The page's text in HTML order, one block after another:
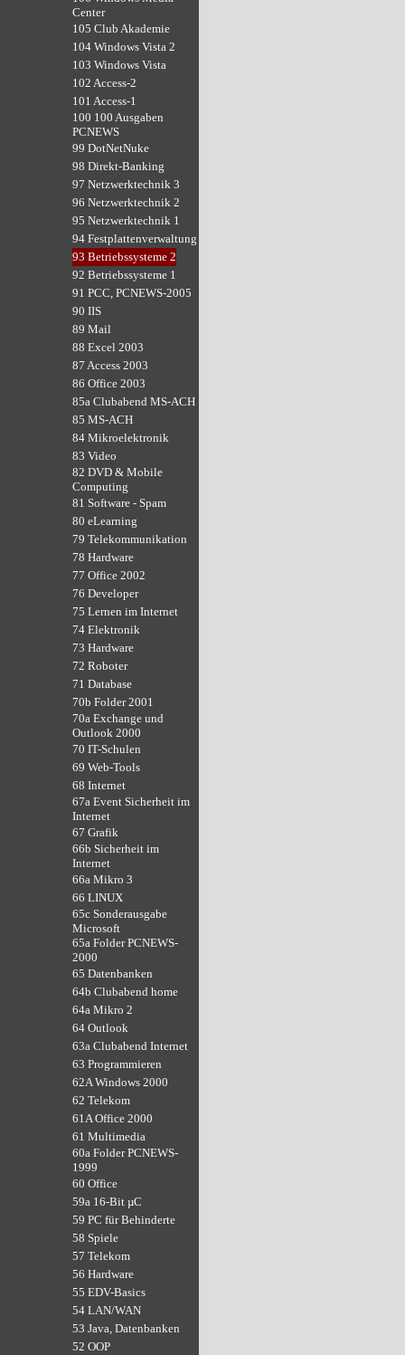
Center
105 Club Akademie
104 Windows Vista 2
103 Windows Vista
102 Access-2
101 Access-1
100 100 Ausgaben
PCNEWS
99 DotNetNuke
98 Direkt-Banking
97 Netzwerktechnik 3
96 Netzwerktechnik 2
95 Netzwerktechnik 1
94 Festplattenverwaltung
93 Betriebssysteme 2
92 Betriebssysteme 1
91 PCC, PCNEWS-2005
90 IIS
89 Mail
88 Excel 2003
87 Access 2003
86 Office 2003
85a Clubabend MS-ACH
85 MS-ACH
84 Mikroelektronik
83 Video
82 DVD & Mobile
Computing
81 Software - Spam
80 eLearning
79 Telekommunikation
78 Hardware
77 Office 2002
76 Developer
75 Lernen im Internet
74 Elektronik
73 Hardware
72 Roboter
71 Database
70b Folder 2001
70a Exchange und
Outlook 2000
70 IT-Schulen
69 Web-Tools
68 Internet
67a Event Sicherheit im
Internet
67 Grafik
66b Sicherheit im
Internet
66a Mikro 3
66 LINUX
65c Sonderausgabe
Microsoft
65a Folder PCNEWS-
2000
65 Datenbanken
64b Clubabend home
64a Mikro 2
64 Outlook
63a Clubabend Internet
63 Programmieren
62A Windows 2000
62 Telekom
61A Office 2000
61 Multimedia
60a Folder PCNEWS-
1999
60 Office
59a 16-Bit µC
59 PC für Behinderte
58 Spiele
57 Telekom
56 Hardware
55 EDV-Basics
54 LAN/WAN
53 Java, Datenbanken
52 OOP